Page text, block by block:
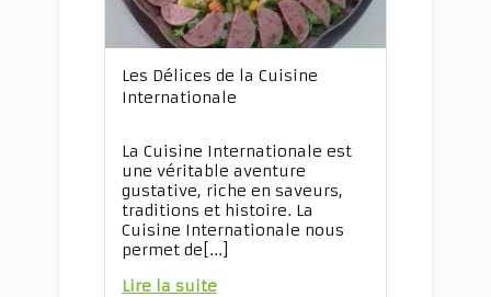
Les Délices de la Cuisine
Internationale
La Cuisine Internationale est
une véritable aventure
gustative, riche en saveurs,
traditions et histoire. La
Cuisine Internationale nous
permet de[...]
Lire la suite